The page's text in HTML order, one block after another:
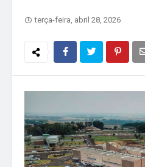
terça-feira, abril 28, 2026